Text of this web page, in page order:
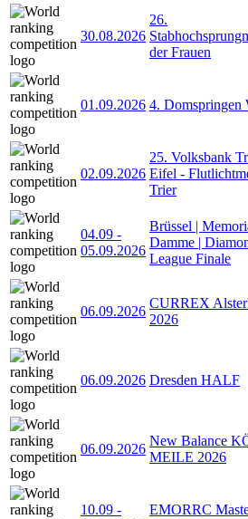
30.08.2026
26.
der Frauen
01.09.2026 4. Domspringen
02.09.2026
25. Volksbank
Eifel -
Trier
04.09 -
05.09.2026
Brüssel |
Damme |
League Finale
06.09.2026
CURREX
2026
06.09.2026 Dresden HALF
06.09.2026
New Balance
MEILE 2026
10.09 -
EMORRC